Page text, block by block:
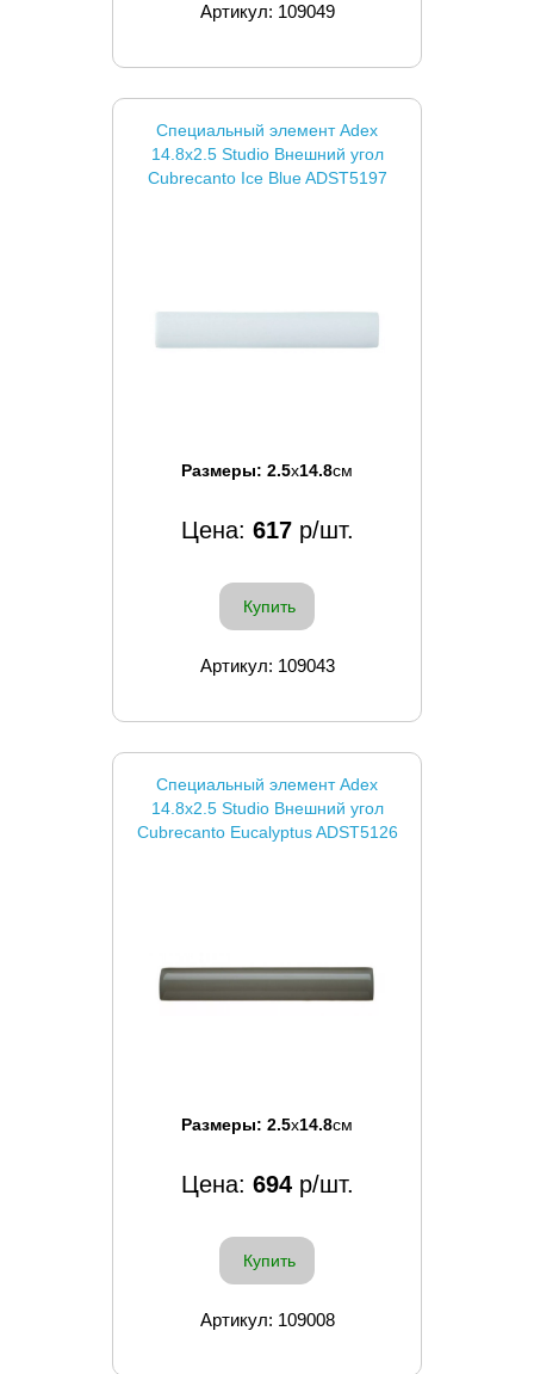
Артикул: 109049
Специальный элемент Adex
14.8x2.5 Studio Внешний угол
Cubrecanto Ice Blue ADST5197
Размеры: 2.5x14.8см
Цена: 617р/шт.
Купить
Артикул: 109043
Специальный элемент Adex
14.8x2.5 Studio Внешний угол
Cubrecanto Eucalyptus ADST5126
Размеры: 2.5x14.8см
Цена: 694р/шт.
Купить
Артикул: 109008